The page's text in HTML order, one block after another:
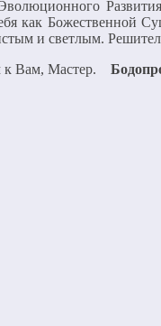
Развития
как Божественной
и светлым.
к Вам, Мастер.